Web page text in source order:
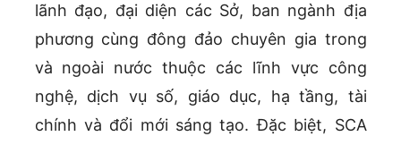
lãnh đạo, đại diện các Sở, ban ngành địa
phương cùng đông đảo chuyên gia trong
và ngoài nước thuộc các lĩnh vực công
nghệ, dịch vụ số, giáo dục, hạ tầng, tài
chính và đổi mới sáng tạo. Đặc biệt, SCA